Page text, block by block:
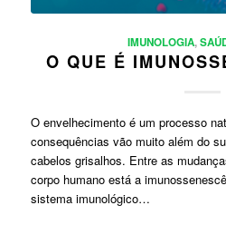
IMUNOLOGIA,
O QUE É
O envelhecimento é um processo
consequências vão muito além do
cabelos grisalhos. Entre as
corpo humano está a
sistema imunológico…